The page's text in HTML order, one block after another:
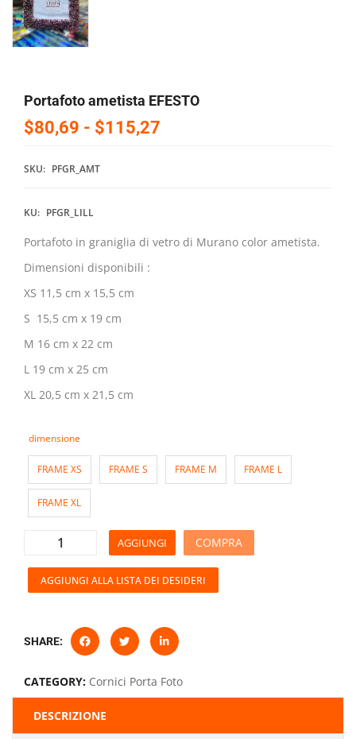
Portafoto ametista EFESTO
$80,69 - $115,27
SKU: PFGR_AMT
KU: PFGR_LILL
Portafoto in graniglia di vetro di Murano color ametista.
Dimensioni disponibili :
XS 11,5 cm x 15,5 cm
S 15,5 cm x 19 cm
M 16 cm x 22 cm
L 19 cm x 25 cm
XL 20,5 cm x 21,5 cm
dimensione
FRAME XS FRAME S FRAME M FRAME L
FRAME XL
AGGIUNGI COMPRA
AGGIUNGI ALLA LISTA DEI DESIDERI
SHARE:
CATEGORY: Cornici Porta Foto
DESCRIZIONE